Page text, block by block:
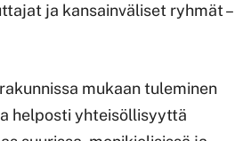
ja kansainväliset ryhmät –
mukaan tuleminen
helposti yhteisöllisyyttä